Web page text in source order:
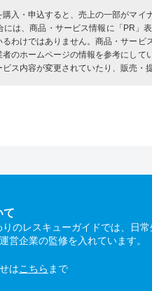
入・申込すると、売上の一部がマ
には、商品・サービス情報に「PR
わけではありません。商品・サー
のホームページの情報を参考にし
ス内容が変更されていたり、販売・
て
のレスキューガイドでは、日
営企業の監修を入れています。
はこちら まで